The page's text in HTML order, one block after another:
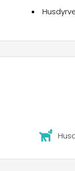
med udsigt
på hele